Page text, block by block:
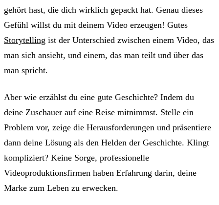
gehört hast, die dich wirklich gepackt hat. Genau dieses
Gefühl willst du mit deinem Video erzeugen! Gutes
Storytelling ist der Unterschied zwischen einem Video, das
man sich ansieht, und einem, das man teilt und über das
man spricht.
Aber wie erzählst du eine gute Geschichte? Indem du
deine Zuschauer auf eine Reise mitnimmst. Stelle ein
Problem vor, zeige die Herausforderungen und präsentiere
dann deine Lösung als den Helden der Geschichte. Klingt
kompliziert? Keine Sorge, professionelle
Videoproduktionsfirmen haben Erfahrung darin, deine
Marke zum Leben zu erwecken.